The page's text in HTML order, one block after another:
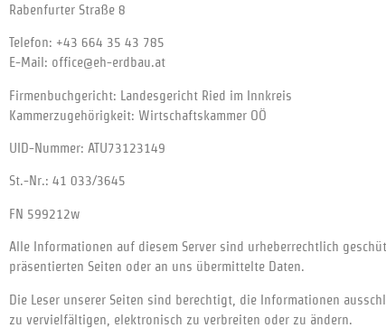
Rabenfurter Straße 8
Telefon: +43 664 35 43 785
E-Mail: office@eh-erdbau.at
Firmenbuchgericht: Landesgericht Ried im Innkreis
Kammerzugehörigkeit: Wirtschaftskammer OÖ
UID-Nummer: ATU73123149
St.-Nr.: 41 033/3645
FN 599212w
Alle Informationen auf diesem Server sind urheberrechtlich
präsentierten Seiten oder an uns übermittelte Daten.
Die Leser unserer Seiten sind berechtigt, die Informationen
zu vervielfältigen, elektronisch zu verbreiten oder zu ändern.